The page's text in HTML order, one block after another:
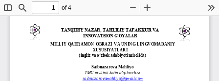
ToggleFind
of 4
Zoom
TANQIDIY NAZAR, TAHLILIY TAFAKKUR VA
INNOVATSION G‘OYALAR
MILLIY  QAHRAMON  OBRAZI  VA UNING  LINGVOMADANIY
XUSUSIYATLARI
(ingliz va o‘zbek adabiyoti misolida)
Saibnazarova Mahliyo
TMC instituti katta o‘qituvchisi
saibnazarovamahliyo@gmail.com